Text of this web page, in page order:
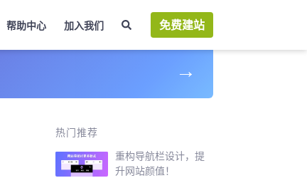
帮助中心 加入我们 免费建站
→
热门推荐
重构导航栏设计，提
升网站颜值！